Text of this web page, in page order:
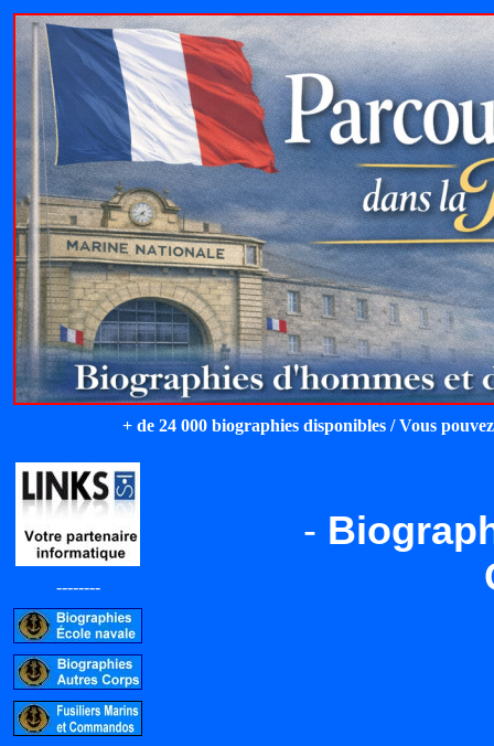
+ de 24 000 biographies disponibles / Vous
--------
-